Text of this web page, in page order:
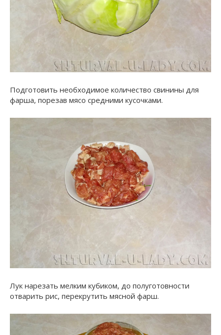
Подготовить необходимое количество свинины для
фарша, порезав мясо средними кусочками.
Лук нарезать мелким кубиком, до полуготовности
отварить рис, перекрутить мясной фарш.